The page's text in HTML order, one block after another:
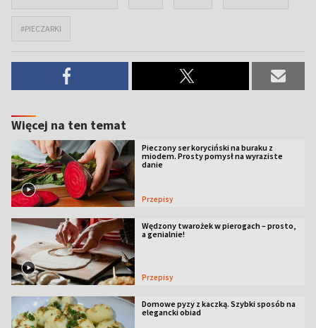
#PIECZARKI
Więcej na ten temat
Pieczony ser koryciński na buraku z
miodem. Prosty pomysł na wyraziste
danie
Przepisy
Wędzony twarożek w pierogach – prosto,
a genialnie!
Przepisy
Domowe pyzy z kaczką. Szybki sposób na
elegancki obiad